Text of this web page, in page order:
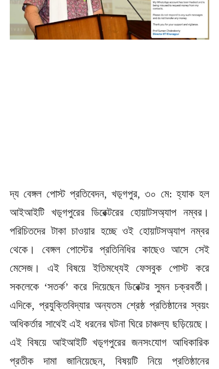
দ্য বেঙ্গল পোস্ট প্রতিবেদন, খড়্গপুর, ৩০ মে: হ্যাক হল
আইআইটি খড়্গপুরের ডিরেক্টরের হোয়াটসঅ্যাপ নম্বর।
পরিচিতদের টাকা চাওয়ার হচ্ছে ওই হোয়াটসঅ্যাপ নম্বর
থেকে। বেঙ্গল পোস্টের প্রতিনিধির কাছেও আসে সেই
মেসেজ। এই বিষয়ে ইতিমধ্যেই ফেসবুক পোস্ট করে
সকলেকে ‘সতর্ক’ করে দিয়েছেন ডিরেক্টর সুমন চক্রবর্তী।
এদিকে, প্রযুক্তিবিদ্যার অন্যতম শ্রেষ্ঠ প্রতিষ্ঠানের স্বয়ং
অধিকর্তার সাথেই এই ধরনের ঘটনা ঘিরে চাঞ্চল্য ছড়িয়েছে।
এই বিষয়ে আইআইটি খড়্গপুরের জনসংযোগ আধিকারিক
প্রতীক দামা জানিয়েছেন, বিষয়টি নিয়ে প্রতিষ্ঠানের